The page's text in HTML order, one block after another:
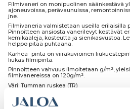
Filmivaneri on monipuolinen säänkestävä
ajoneuvoissa, perävaunuissa,
jne.
Filmivaneria valmistetaan useilla erilaisilla
Pinnoitteen ansiosta vanerilevyt kestävät
kemikaaleja, kosteutta ja sienikasvustoa.
helppo pitää puhtaana.
Karhea- pinta on viirakuvioinen
liukas filmipinta.
Pinnoitteen vahvuus ilmoitetaan g/m²,
filmivanereissa on 120g/m².
Väri: Tumman ruskea (TR)
Laatu: II-Laatu
Runko: koivuvaneria